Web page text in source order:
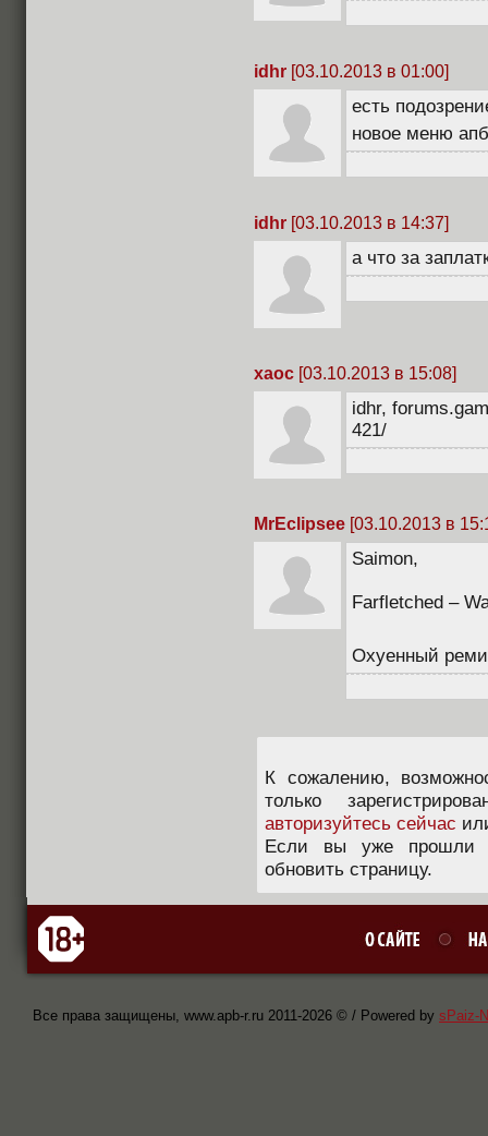
idhr [03.10.2013 в 01:00]
есть
новое меню
idhr [03.10.2013 в 14:37]
a что за
xaoc [03.10.2013 в 15:08]
idhr,
421/
MrEclipsee [03.10.2013 в
Saimon,
Farfletched –
Охуенный
К сожалению,
только
авторизуйтесь сейчас
Если вы уже прошли
обновить страницу.
Все права защищены, www.apb-r.ru 2011-2026 © / Powered by sPaiz-